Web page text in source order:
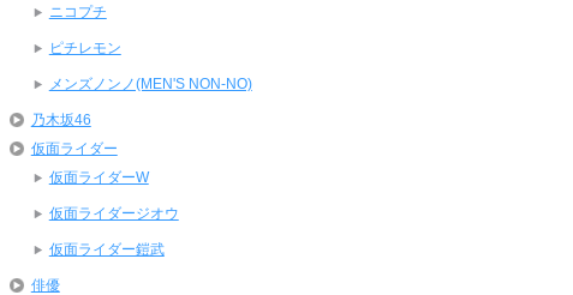
ニコプチ
ピチレモン
メンズノンノ(MEN'S NON-NO)
乃木坂46
仮面ライダー
仮面ライダーW
仮面ライダージオウ
仮面ライダー鎧武
俳優